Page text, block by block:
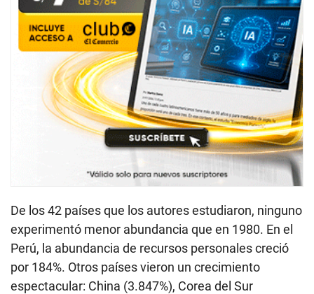
De los 42 países que los autores estudiaron, ninguno
experimentó menor abundancia que en 1980. En el
Perú, la abundancia de recursos personales creció
por 184%. Otros países vieron un crecimiento
espectacular: China (3.847%), Corea del Sur